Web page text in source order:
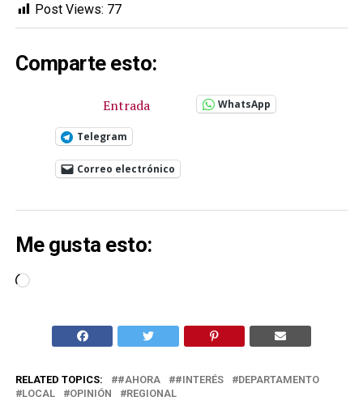
Post Views: 77
Comparte esto:
Entrada WhatsApp
Telegram
Correo electrónico
Me gusta esto:
Cargando...
RELATED TOPICS: #AHORA #INTERÉS
DEPARTAMENTO
LOCAL
OPINIÓN REGIONAL